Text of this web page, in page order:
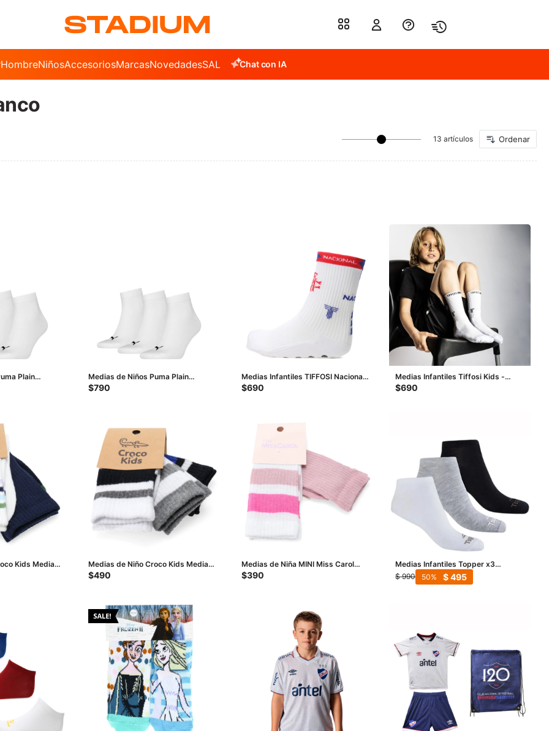
HombreNiñosAccesoriosMarcasNovedadesSALE Chat con IA
13 artículos
Plain
- Blanco
Medias de Niños Puma Plain
Quarter Socks X3 - Blanco
$790
Medias Infantiles TIFFOSI Nacional -
Blanco - Azul
$690
Medias Infantiles Tiffosi Kids -
Blanco
$690
Kids Media
- Blanco -
Medias de Niño Croco Kids Media
Stripes pack X3 - Blanco / Gris /
$490
Medias de Niña MINI Miss Carol
Media Solid/Stripes pack X2 -
$390
Medias Infantiles Topper x3
Soquete Kids - Blanco - Gris -
Negro
$ 990 $495
50